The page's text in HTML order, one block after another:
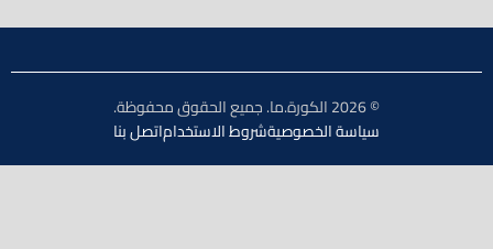
سياسة الخصوصيةشروط الاستخداماتصل بنا